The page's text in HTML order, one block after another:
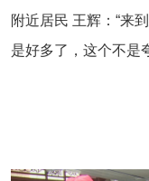
附近居民 王辉：“来
是好多了，这个不